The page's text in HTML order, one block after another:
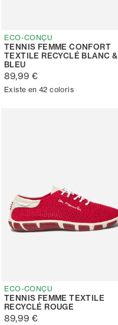
ECO-CONÇU
TENNIS FEMME CONFORT
TEXTILE RECYCLÉ BLANC &
BLEU
89,99 €
Existe en 42 coloris
ECO-CONÇU
TENNIS FEMME TEXTILE
RECYCLÉ ROUGE
89,99 €